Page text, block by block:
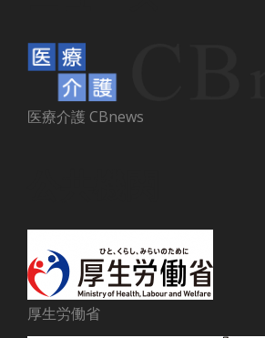
医療介護 CBnews
厚生労働省